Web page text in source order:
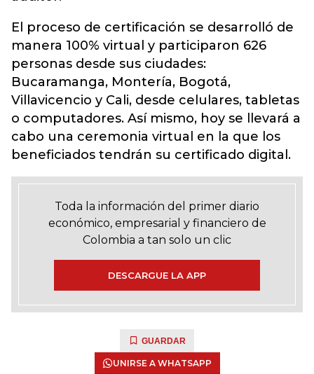
El proceso de certificación se desarrolló de
manera 100% virtual y participaron 626
personas desde sus ciudades:
Bucaramanga, Montería, Bogotá,
Villavicencio y Cali, desde celulares, tabletas
o computadores. Así mismo, hoy se llevará a
cabo una ceremonia virtual en la que los
beneficiados tendrán su certificado digital.
Toda la información del primer diario
económico, empresarial y financiero de
Colombia a tan solo un clic
DESCARGUE LA APP
GUARDAR
UNIRSE A WHATSAPP